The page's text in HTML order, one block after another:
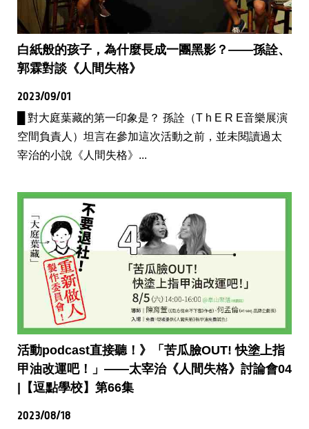
白紙般的孩子，為什麼長成一團黑影？——孫詮、
郭霖對談《人間失格》
2023/09/01
█ 對大庭葉藏的第一印象是？ 孫詮（T h E R E音樂展演
空間負責人）坦言在參加這次活動之前，並未閱讀過太
宰治的小說《人間失格》...
活動podcast直接聽！》「苦瓜臉OUT! 快塗上指
甲油改運吧！」——太宰治《人間失格》討論會04
|【逗點學校】第66集
2023/08/18